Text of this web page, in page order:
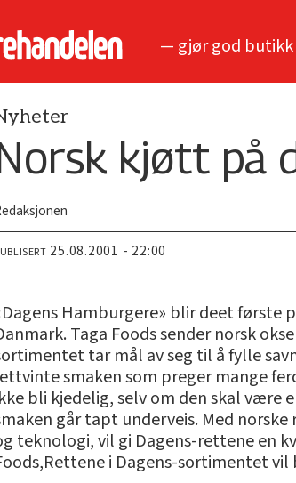
— gjør god
kjøtt på
25.08.2001 - 22:00
Hamburgere» blir deet første
Taga Foods sender norsk
tar mål av seg til å fylle
smaken som preger mange
bli kjedelig, selv om den skal være
går tapt underveis. Med
teknologi, vil gi Dagens-rettene en
i Dagens-sortimentet